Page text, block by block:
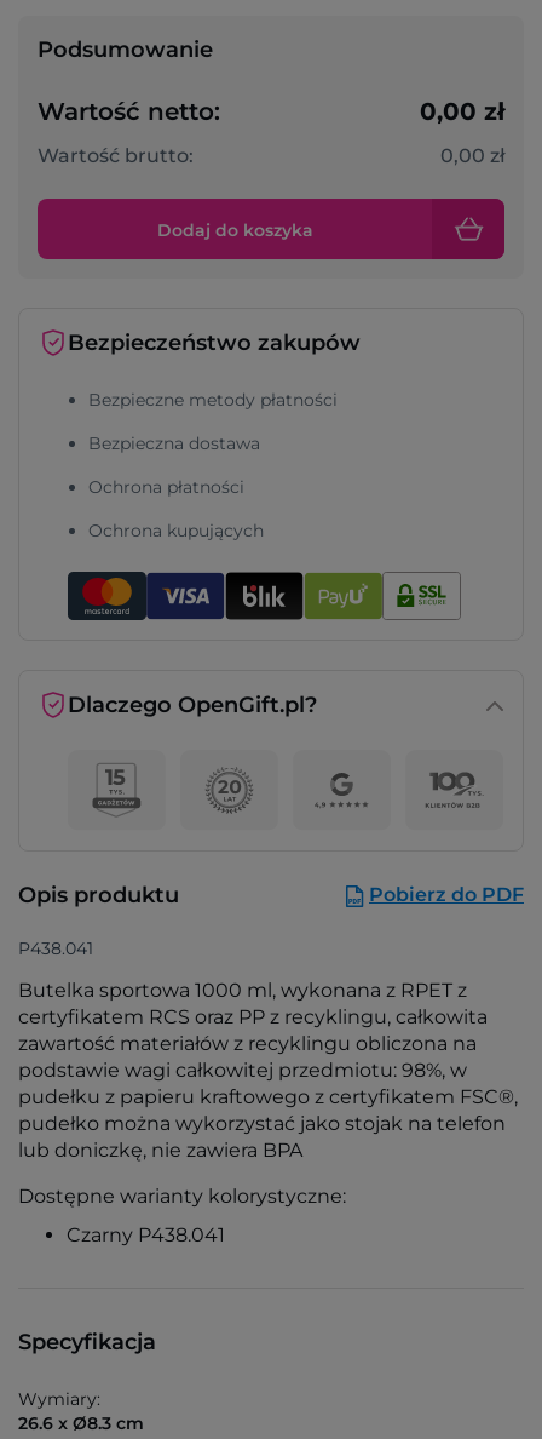
Podsumowanie
Wartość netto: 0,00 zł
Wartość brutto: 0,00 zł
Dodaj do koszyka
Bezpieczeństwo zakupów
Bezpieczne metody płatności
Bezpieczna dostawa
Ochrona płatności
Ochrona kupujących
Dlaczego OpenGift.pl?
Opis produktu Pobierz do PDF
P438.041
Butelka sportowa 1000 ml, wykonana z RPET z
certyfikatem RCS oraz PP z recyklingu, całkowita
zawartość materiałów z recyklingu obliczona na
podstawie wagi całkowitej przedmiotu: 98%, w
pudełku z papieru kraftowego z certyfikatem FSC®,
pudełko można wykorzystać jako stojak na telefon
lub doniczkę, nie zawiera BPA
Dostępne warianty kolorystyczne:
Czarny P438.041
Specyfikacja
Wymiary:
26.6 x Ø8.3 cm